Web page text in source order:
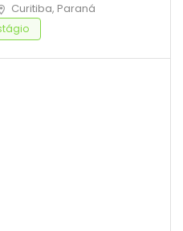
Curitiba, Paraná